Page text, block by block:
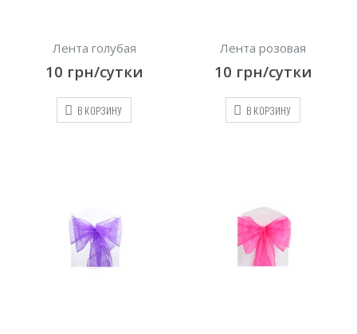
Лента голубая
10 грн/сутки
В КОРЗИНУ
Лента розовая
10 грн/сутки
В КОРЗИНУ